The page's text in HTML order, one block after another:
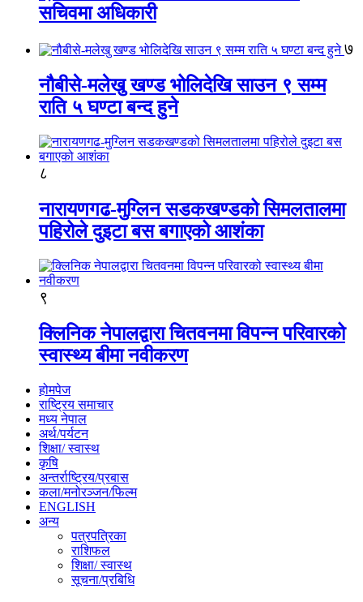
सचिवमा अधिकारी
७
नौबीसे-मलेखु खण्ड भोलिदेखि साउन ९ सम्म
राति ५ घण्टा बन्द हुने
८
नारायणगढ-मुग्लिन सडकखण्डको सिमलतालमा
पहिरोले दुइटा बस बगाएको आशंका
९
क्लिनिक नेपालद्वारा चितवनमा विपन्न परिवारको
स्वास्थ्य बीमा नवीकरण
होमपेज
राष्ट्रिय समाचार
मध्य नेपाल
अर्थ/पर्यटन
शिक्षा/ स्वास्थ
कृषि
अन्तर्राष्ट्रिय/प्रबास
कला/मनोरञ्जन/फिल्म
ENGLISH
अन्य
पत्रपत्रिका
राशिफल
शिक्षा/ स्वास्थ
सूचना/प्रबिधि